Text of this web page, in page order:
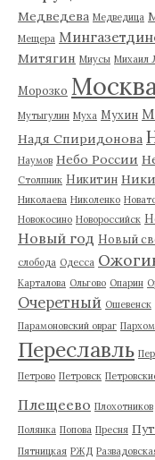
Медведева Медведица
Мещера
Митягин Миусы Михаил
Морозко
Мутыгулин Муха Мухин
Надя Спиридонова
Наумов Небо России
Столпник Никитин
Николаева Николенко
Новокосино Новороссийск
Новый год Новый
слобода Одесса
Карталова Ольгово Опарин
Очеретный Ошевенск
Парамоновский овраг
Переславль
Петрово Петровск
Плещеево Плохотников
Полянка Попова Пресня
Пятницкая РЖД